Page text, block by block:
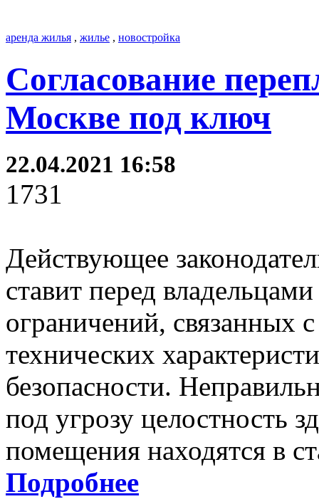
аренда жилья , жилье , новостройка
Согласование
Москве под ключ
22.04.2021 16:58
1731
Действующее
ставит перед
ограничений, связанных
технических
безопасности.
под угрозу целостность
помещения находятся в
Подробнее